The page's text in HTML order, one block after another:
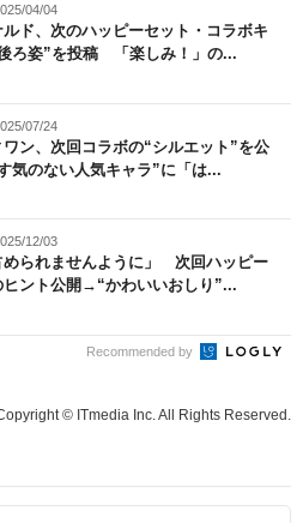
04/04
ルド、次のハッピーセット・コラボキ
ろ姿”を投稿 「楽しみ！」の...
07/24
ン、次回コラボの“シルエット”を公
気のない人気キャラ”に「は...
12/03
められませんように」 次回ハッピー
ヒント公開→“かわいいおしり”...
Recommended by
© ITmedia Inc. All Rights Reserved.